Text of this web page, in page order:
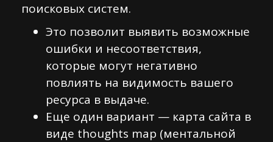
поисковых систем.
Это позволит выявить возможные
ошибки и несоответствия,
которые могут негативно
повлиять на видимость вашего
ресурса в выдаче.
Еще один вариант — карта сайта в
виде thoughts map (ментальной